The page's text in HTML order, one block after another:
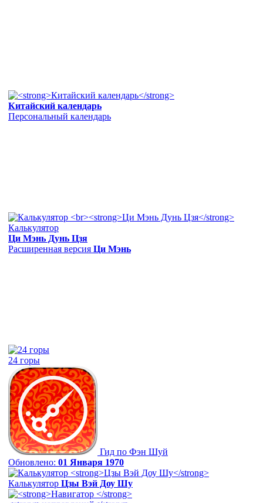
Китайский календарь
Персональный календарь
Калькулятор
Ци Мэнь Дунь Цзя
Расширенная версия Ци Мэнь
24 горы
Гид по Фэн Шуй
Обновлено: 01 Января 1970
Калькулятор Цзы Вэй Доу Шу